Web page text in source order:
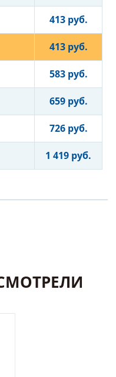
413 руб.
413 руб.
583 руб.
659 руб.
726 руб.
1 419 руб.